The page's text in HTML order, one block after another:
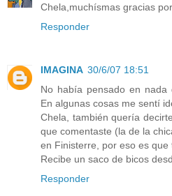
Chela,muchísmas gracias
Responder
IMAGINA 30/6/07 18:51
No había pensado en nada
En algunas cosas me sentí
Chela, también quería
que comentaste (la de la
en Finisterre, por eso es que
Recibe un saco de bicos
Responder